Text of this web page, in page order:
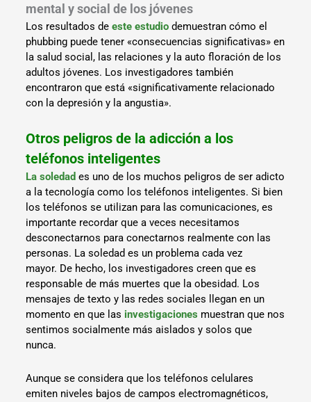
mental y social de los jóvenes
Los resultados deeste estudio demuestran cómo el
phubbing puede tener «consecuencias significativas» en
la salud social, las relaciones y la auto floración de los
adultos jóvenes. Los investigadores también
encontraron que está «significativamente relacionado
con la depresión y la angustia».
Otros peligros de la adicción a los
teléfonos inteligentes
La soledad es uno de los muchos peligros de ser adicto
a la tecnología como los teléfonos inteligentes. Si bien
los teléfonos se utilizan para las comunicaciones, es
importante recordar que a veces necesitamos
desconectarnos para conectarnos realmente con las
personas. La soledad es un problema cada vez
mayor. De hecho, los investigadores creen que es
responsable de más muertes que la obesidad. Los
mensajes de texto y las redes sociales llegan en un
momento en que las investigaciones muestran que nos
sentimos socialmente más aislados y solos que
nunca.
Aunque se considera que los teléfonos celulares
emiten niveles bajos de campos electromagnéticos,